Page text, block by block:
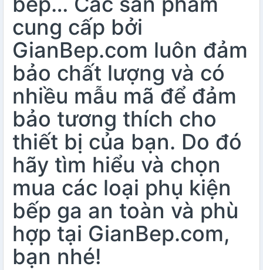
cung cấp bởi
GianBep.com luôn đảm
bảo chất lượng và có
nhiều mẫu mã để đảm
bảo tương thích cho
thiết bị của bạn. Do đó
hãy tìm hiểu và chọn
mua các loại phụ kiện
bếp ga an toàn và phù
hợp tại GianBep.com,
bạn nhé!